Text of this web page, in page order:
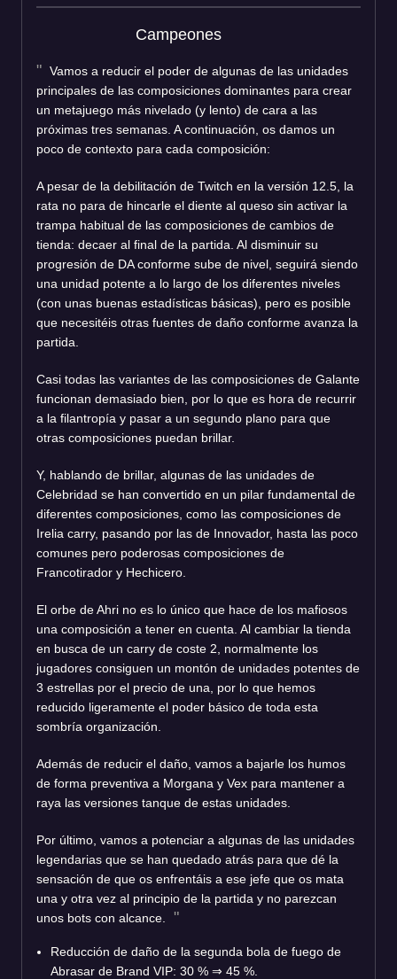
Campeones
Vamos a reducir el poder de algunas de las unidades
principales de las composiciones dominantes para crear
un metajuego más nivelado (y lento) de cara a las
próximas tres semanas. A continuación, os damos un
poco de contexto para cada composición:
A pesar de la debilitación de Twitch en la versión 12.5, la
rata no para de hincarle el diente al queso sin activar la
trampa habitual de las composiciones de cambios de
tienda: decaer al final de la partida. Al disminuir su
progresión de DA conforme sube de nivel, seguirá siendo
una unidad potente a lo largo de los diferentes niveles
(con unas buenas estadísticas básicas), pero es posible
que necesitéis otras fuentes de daño conforme avanza la
partida.
Casi todas las variantes de las composiciones de Galante
funcionan demasiado bien, por lo que es hora de recurrir
a la filantropía y pasar a un segundo plano para que
otras composiciones puedan brillar.
Y, hablando de brillar, algunas de las unidades de
Celebridad se han convertido en un pilar fundamental de
diferentes composiciones, como las composiciones de
Irelia carry, pasando por las de Innovador, hasta las poco
comunes pero poderosas composiciones de
Francotirador y Hechicero.
El orbe de Ahri no es lo único que hace de los mafiosos
una composición a tener en cuenta. Al cambiar la tienda
en busca de un carry de coste 2, normalmente los
jugadores consiguen un montón de unidades potentes de
3 estrellas por el precio de una, por lo que hemos
reducido ligeramente el poder básico de toda esta
sombría organización.
Además de reducir el daño, vamos a bajarle los humos
de forma preventiva a Morgana y Vex para mantener a
raya las versiones tanque de estas unidades.
Por último, vamos a potenciar a algunas de las unidades
legendarias que se han quedado atrás para que dé la
sensación de que os enfrentáis a ese jefe que os mata
una y otra vez al principio de la partida y no parezcan
unos bots con alcance.
Reducción de daño de la segunda bola de fuego de
Abrasar de Brand VIP: 30 % ⇒ 45 %.